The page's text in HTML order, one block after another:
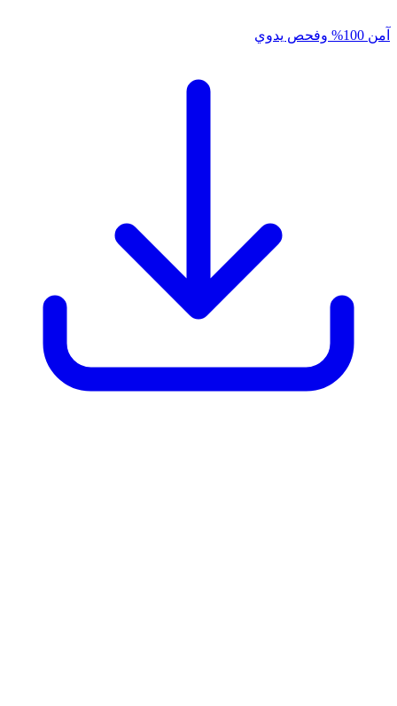
آمن 100% وفحص يدوي